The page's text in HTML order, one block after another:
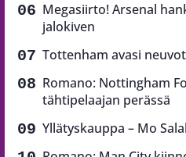
Megasiirto! Arsenal
jalokiven
Tottenham avasi
Romano: Nottingham
tähtipelaajan perässä
Yllätyskauppa – Mo